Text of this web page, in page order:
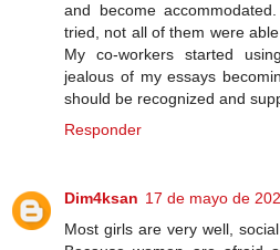
and become
tried, not all of them were
My co-workers started
jealous of my essays
should be recognized and
Responder
Dim4ksan 17 de mayo de
Most girls are very well,